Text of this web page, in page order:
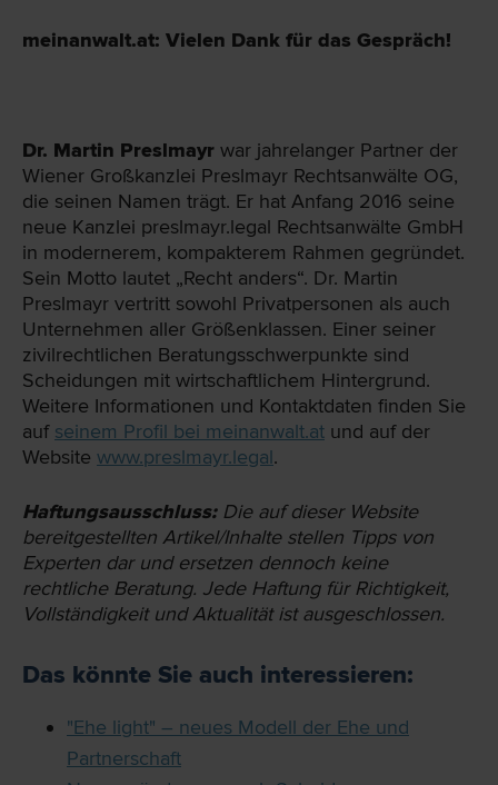
meinanwalt.at: Vielen Dank für das Gespräch!
Dr. Martin Preslmayr war jahrelanger Partner der
Wiener Großkanzlei Preslmayr Rechtsanwälte OG,
die seinen Namen trägt. Er hat Anfang 2016 seine
neue Kanzlei preslmayr.legal Rechtsanwälte GmbH
in modernerem, kompakterem Rahmen gegründet.
Sein Motto lautet „Recht anders“. Dr. Martin
Preslmayr vertritt sowohl Privatpersonen als auch
Unternehmen aller Größenklassen. Einer seiner
zivilrechtlichen Beratungsschwerpunkte sind
Scheidungen mit wirtschaftlichem Hintergrund.
Weitere Informationen und Kontaktdaten finden Sie
auf seinem Profil bei meinanwalt.at und auf der
Website www.preslmayr.legal.
Haftungsausschluss: Die auf dieser Website
bereit­gestellten Artikel/Inhalte stellen Tipps von
Experten dar und ersetzen dennoch keine
rechtliche Beratung. Jede Haftung für Richtigkeit,
Vollständigkeit und Aktualität ist ausgeschlossen.
Das könnte Sie auch interessieren:
"Ehe light" – neues Modell der Ehe und
Partnerschaft